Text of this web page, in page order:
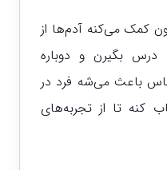
می‌کنه آدم‌ها از
درس بگیرن و دوباره
باعث می‌شه فرد در
کنه تا از تجربه‌های